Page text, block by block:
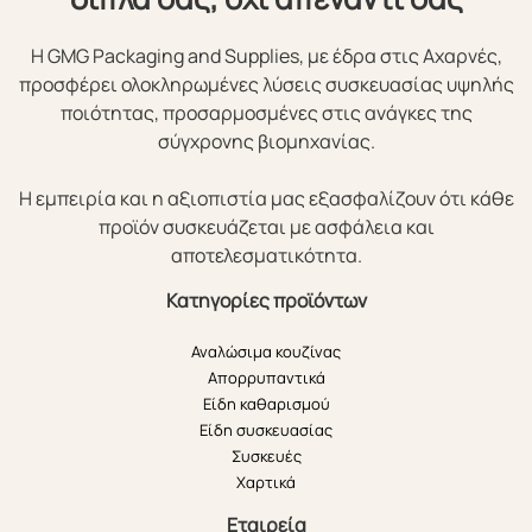
Η GMG Packaging and Supplies, με έδρα στις Αχαρνές,
προσφέρει ολοκληρωμένες λύσεις συσκευασίας υψηλής
ποιότητας, προσαρμοσμένες στις ανάγκες της
σύγχρονης βιομηχανίας.
Η εμπειρία και η αξιοπιστία μας εξασφαλίζουν ότι κάθε
προϊόν συσκευάζεται με ασφάλεια και
αποτελεσματικότητα.
Κατηγορίες προϊόντων
Αναλώσιμα κουζίνας
Απορρυπαντικά
Είδη καθαρισμού
Είδη συσκευασίας
Συσκευές
Χαρτικά
Εταιρεία